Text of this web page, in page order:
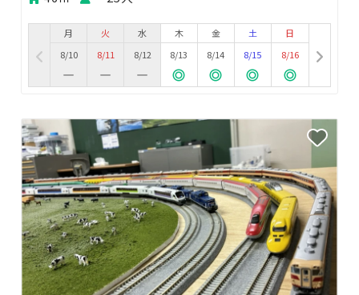
月
8/10
火
8/11
水
8/12
木
8/13
金
8/14
土
8/15
日
8/16